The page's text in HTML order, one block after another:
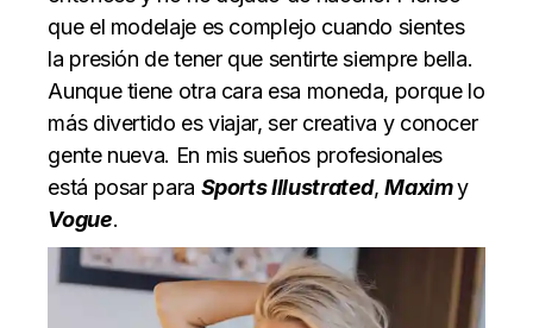
que el modelaje es complejo cuando sientes
la presión de tener que sentirte siempre bella.
Aunque tiene otra cara esa moneda, porque lo
más divertido es viajar, ser creativa y conocer
gente nueva. En mis sueños profesionales
está posar para Sports Illustrated,Maximy
Vogue.